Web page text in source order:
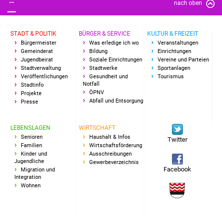
Freundeskreis Asyl
Ukraine-Hilfe
Wohnen
Wohnimmobilien +
Wirtschaft
Haushalt & Infos
Wirtschaftsförderung
nach oben
STADT & POLITIK
Bürgermeister
Gemeinderat
Jugendbeirat
Stadtverwaltung
Veröffentlichungen
Stadtinfo
Projekte
Presse
BÜRGER & SERVICE
Was erledige ich wo
Bildung
Soziale Einrichtungen
Stadtwerke
Gesundheit und
Notfall
ÖPNV
Abfall und Entsorgung
KULTUR & FREIZEIT
Veranstaltungen
Einrichtungen
Vereine und Parteien
Sportanlagen
Tourismus
LEBENSLAGEN
Senioren
Familien
Kinder und
Jugendliche
Migration und
Integration
Wohnen
WIRTSCHAFT
Haushalt & Infos
Wirtschaftsförderung
Ausschreibungen
Gewerbeverzeichnis
Twitter
Facebook